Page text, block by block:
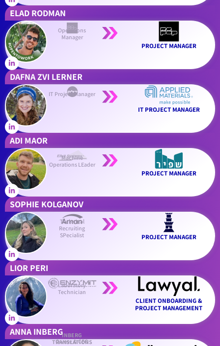
ELAD RODMAN
PROJECT MANAGER
Operations
Manager
DAFNA ZVI LERNER
IT PROJECT MANAGER
IT Project Manager
ADI MAOR
PROJECT MANAGER
Machine
Operations LEader
SOPHIE KOLGANOV
PROJECT MANAGER
Technical
Recruiting
SPecialist
LIOR PERI
CLIENT ONBOARDING &
PROJECT MANAGEMENT
Laboratory
Technician
ANNA INBERGINBERG
TRANSLATIONS
Owner & CEO